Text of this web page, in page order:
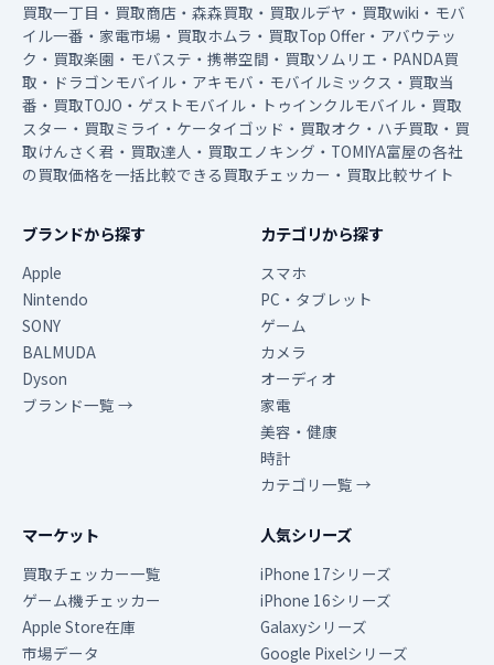
買取一丁目・買取商店・森森買取・買取ルデヤ・買取wiki・モバ
イル一番・家電市場・買取ホムラ・買取Top Offer・アバウテッ
ク・買取楽園・モバステ・携帯空間・買取ソムリエ・PANDA買
取・ドラゴンモバイル・アキモバ・モバイルミックス・買取当
番・買取TOJO・ゲストモバイル・トゥインクルモバイル・買取
スター・買取ミライ・ケータイゴッド・買取オク・ハチ買取・買
取けんさく君・買取達人・買取エノキング・TOMIYA富屋の各社
の買取価格を一括比較できる買取チェッカー・買取比較サイト
ブランドから探す
Apple
Nintendo
SONY
BALMUDA
Dyson
ブランド一覧 →
カテゴリから探す
スマホ
PC・タブレット
ゲーム
カメラ
オーディオ
家電
美容・健康
時計
カテゴリ一覧 →
マーケット
買取チェッカー一覧
ゲーム機チェッカー
Apple Store在庫
市場データ
人気シリーズ
iPhone 17シリーズ
iPhone 16シリーズ
Galaxyシリーズ
Google Pixelシリーズ